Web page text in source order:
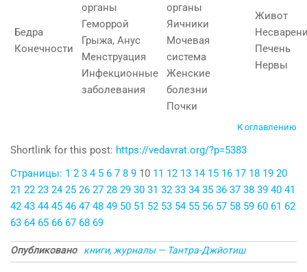
Бедра
Конечности
органы
Геморрой
Грыжа, Анус
Менструация
Инфекционные
заболевания
органы
Яичники
Мочевая
система
Женские
болезни
Почки
Живот
Печень
Нервы
К оглавлению
Shortlink for this post: https://vedavrat.org/?p=5383
Страницы: 1 2 3 4 5 6 7 8 9 10 11 12 13 14 15 16 17 18 19 20
21 22 23 24 25 26 27 28 29 30 31 32 33 34 35 36 37 38 39 40 41
42 43 44 45 46 47 48 49 50 51 52 53 54 55 56 57 58 59 60 61 62
63 64 65 66 67 68 69
Опубликовано книги, журналы — Тантра-Джйотиш